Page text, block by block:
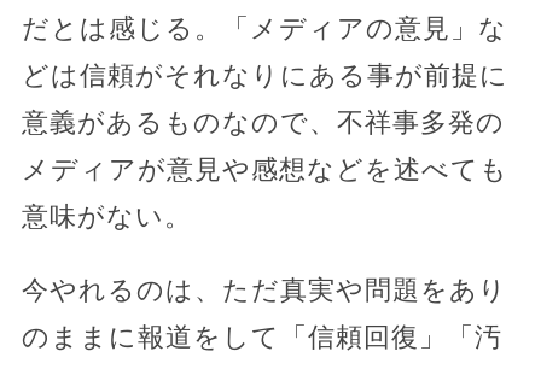
だとは感じる。「メディアの意見」な
どは信頼がそれなりにある事が前提に
意義があるものなので、不祥事多発の
メディアが意見や感想などを述べても
意味がない。
今やれるのは、ただ真実や問題をあり
のままに報道をして「信頼回復」「汚